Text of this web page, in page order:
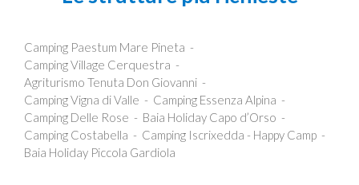
Camping Paestum Mare Pineta
Camping Village Cerquestra
Agriturismo Tenuta Don Giovanni
Camping Vigna di Valle
Camping Essenza Alpina
Camping Delle Rose
Baia Holiday Capo d’Orso
Camping Costabella
Camping Iscrixedda - Happy Camp
Baia Holiday Piccola Gardiola